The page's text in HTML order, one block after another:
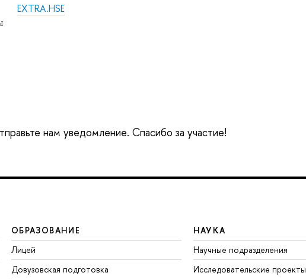
EXTRA.HSE
нам уведомление. Спасибо за участие!
ОБРАЗОВАНИЕ
Лицей
Довузовская подготовка
НАУКА
Научные подразделения
Исследовательские проекты